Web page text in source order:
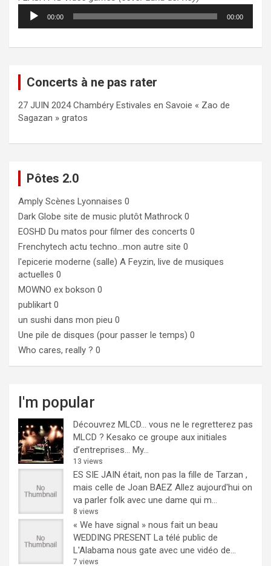
Lecteur
audio
00:00 00:00
Concerts à ne pas rater
27 JUIN 2024 Chambéry Estivales en Savoie « Zao de
Sagazan » gratos
Pôtes 2.0
Amply Scènes Lyonnaises 0
Dark Globe site de music plutôt Mathrock 0
EOSHD Du matos pour filmer des concerts 0
Frenchytech actu techno…mon autre site 0
l'epicerie moderne (salle) A Feyzin, live de musiques
actuelles 0
MOWNO ex bokson 0
publikart 0
un sushi dans mon pieu 0
Une pile de disques (pour passer le temps) 0
Who cares, really ? 0
I'm popular
Découvrez MLCD… vous ne le regretterez pas
MLCD ? Kesako ce groupe aux initiales
d’entreprises… My...
13 views
ES SIE JAIN était, non pas la fille de Tarzan ,
mais celle de Joan BAEZ Allez aujourd'hui on
va parler folk avec une dame qui m...
8 views
« We have signal » nous fait un beau
WEDDING PRESENT La télé public de
L'Alabama nous gate avec une vidéo de...
7 views